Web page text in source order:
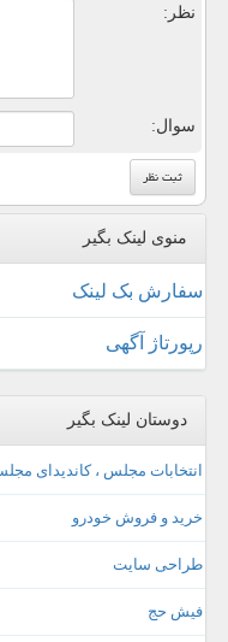
نظر:
سوال:
منوی لینک بگیر
سفارش بک لینک
رپورتاژ آگهی
دوستان لینک بگیر
انتخابات مجلس ، کاندیدای
خرید و فروش خودرو
طراحی سایت
فیش حج